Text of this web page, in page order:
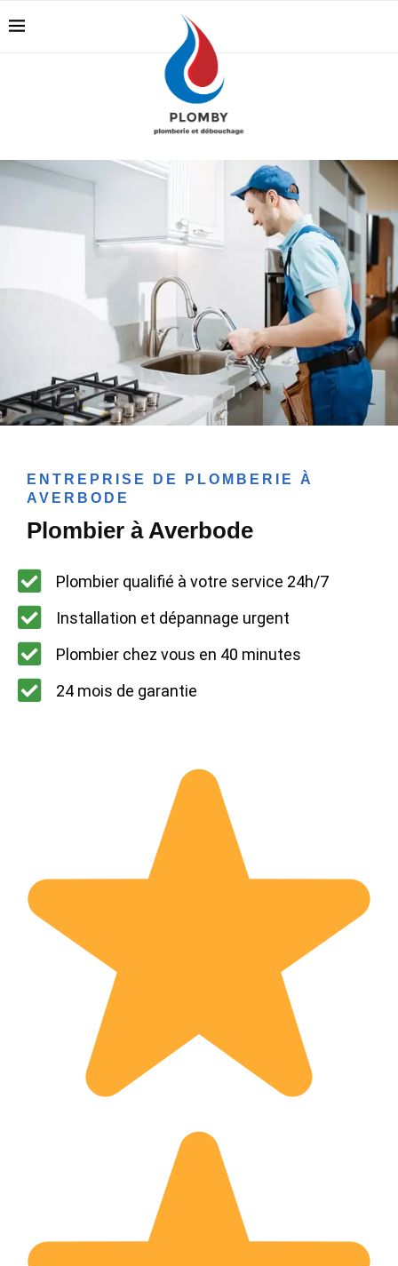
ENTREPRISE DE PLOMBERIE À
AVERBODE
Plombier à Averbode
Plombier qualifié à votre service 24h/7
Installation et dépannage urgent
Plombier chez vous en 40 minutes
24 mois de garantie